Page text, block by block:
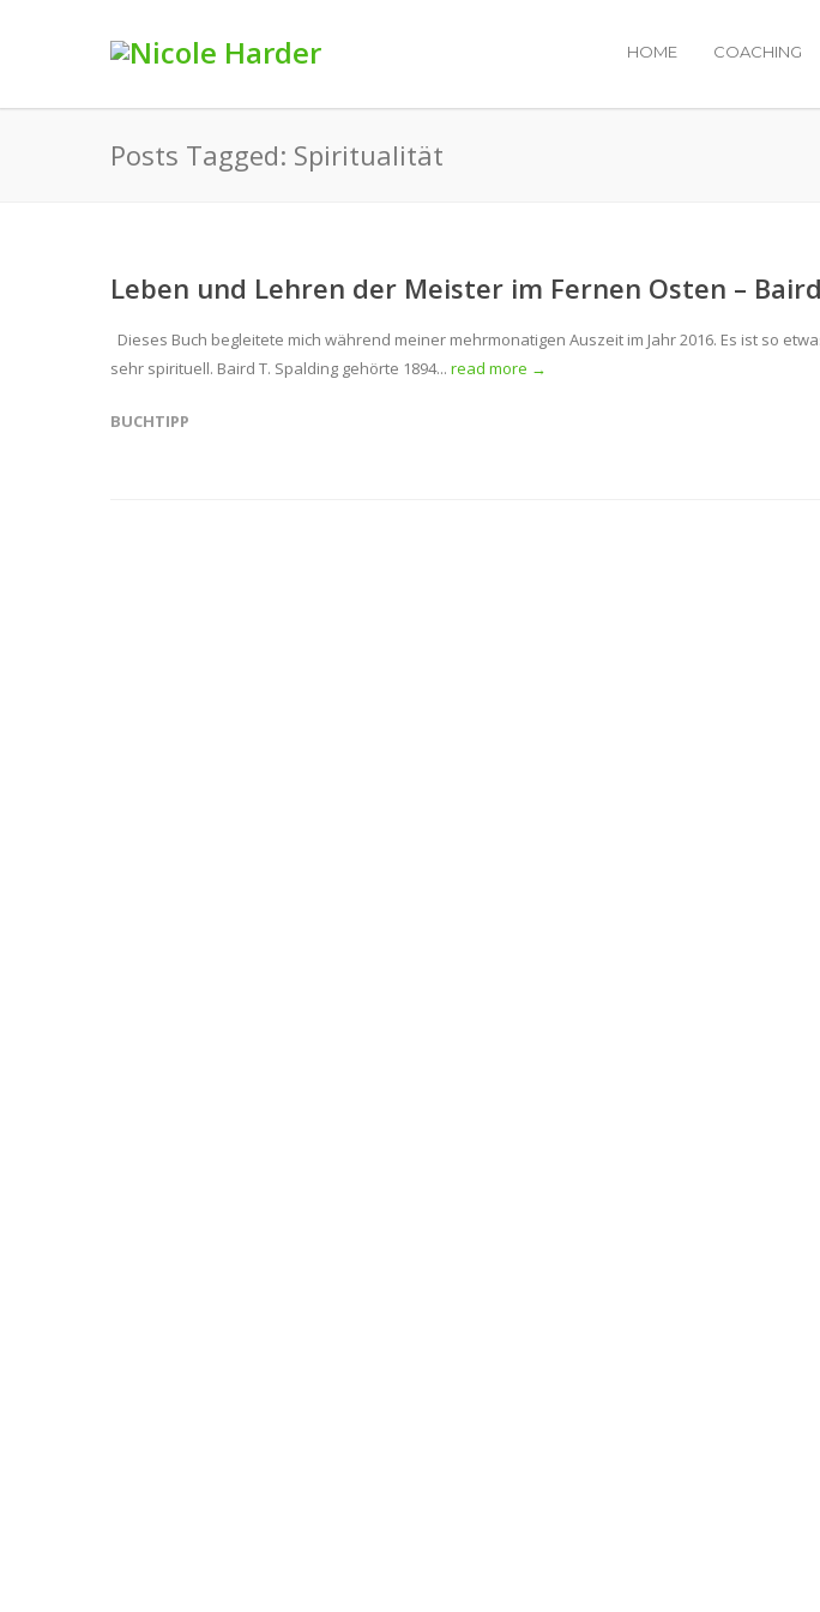
HOME COACHING
Posts Tagged: Spiritualität
Leben und Lehren der Meister im Fernen Osten –
Dieses Buch begleitete mich während meiner mehrmonatigen Auszeit im Jahr 2016. Es ist so
sehr spirituell. Baird T. Spalding gehörte 1894... read more →
BUCHTIPP